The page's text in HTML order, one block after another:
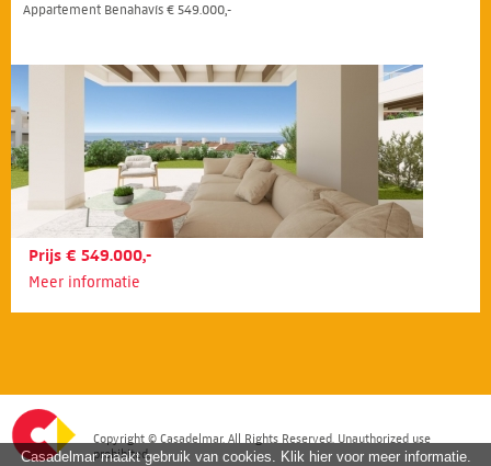
Appartement Benahavís € 549.000,-
Prijs € 549.000,-
Meer informatie
Copyright © Casadelmar. All Rights Reserved. Unauthorized use
prohibited.
Casadelmar maakt gebruik van cookies. Klik hier voor meer informatie.